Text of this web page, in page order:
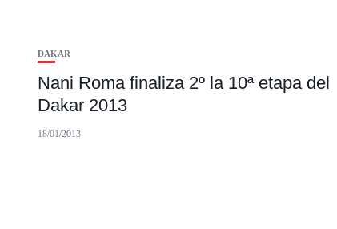
DAKAR
Nani Roma finaliza 2º la 10ª etapa del
Dakar 2013
18/01/2013